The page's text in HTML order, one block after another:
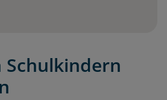
Schulkindern